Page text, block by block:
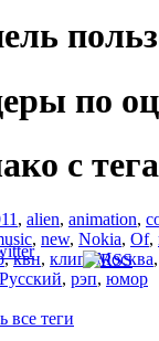
по
с
, alien, animation,
, new, Nokia, Of,
,квн, клип,Москва,
Русский, рэп, юмор
все теги